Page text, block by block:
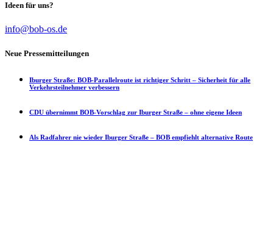
Ideen für uns?
info@bob-os.de
Neue Pressemitteilungen
Iburger Straße: BOB-Parallelroute ist richtiger Schritt – Sicherheit für alle
Verkehrsteilnehmer verbessern
CDU übernimmt BOB-Vorschlag zur Iburger Straße – ohne eigene Ideen
Als Radfahrer nie wieder Iburger Straße – BOB empfiehlt alternative Route